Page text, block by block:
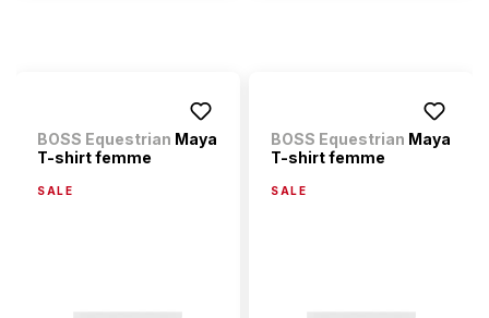
BOSS Equestrian Maya
T-shirt femme
SALE
BOSS Equestrian Maya
T-shirt femme
SALE